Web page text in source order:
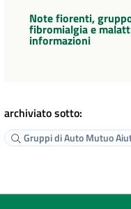
Note fiorenti,
fibromialgia e
informazioni
archiviato sotto:
Gruppi di Auto Mutuo